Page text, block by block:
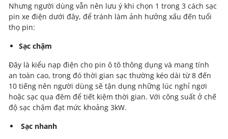
Nhưng người dùng vẫn nên lưu ý khi chọn 1 trong 3 cách sạc
pin xe điện dưới đây, để tránh làm ảnh hưởng xấu đến tuổi
thọ pin:
Sạc chậm
Đây là kiểu nạp điện cho pin ô tô thông dụng và mang tính
an toàn cao, trong đó thời gian sạc thường kéo dài từ 8 đến
10 tiếng nên người dùng sẽ tận dụng những lúc nghỉ ngơi
hoặc sạc qua đêm để tiết kiệm thời gian. Với công suất ở chế
độ sạc chậm đạt mức khoảng 3kW.
Sạc nhanh